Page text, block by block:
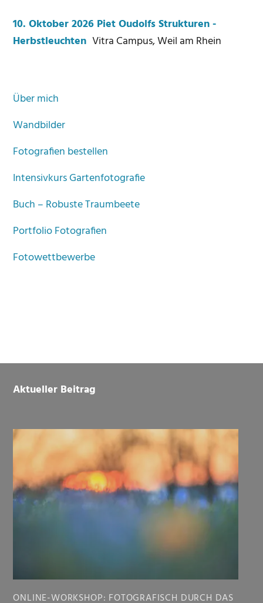
10. Oktober 2026 Piet Oudolfs Strukturen -
Herbstleuchten Vitra Campus, Weil am Rhein
Über mich
Wandbilder
Fotografien bestellen
Intensivkurs Gartenfotografie
Buch – Robuste Traumbeete
Portfolio Fotografien
Fotowettbewerbe
Footer
Aktueller Beitrag
ONLINE-WORKSHOP: FOTOGRAFISCH DURCH DAS